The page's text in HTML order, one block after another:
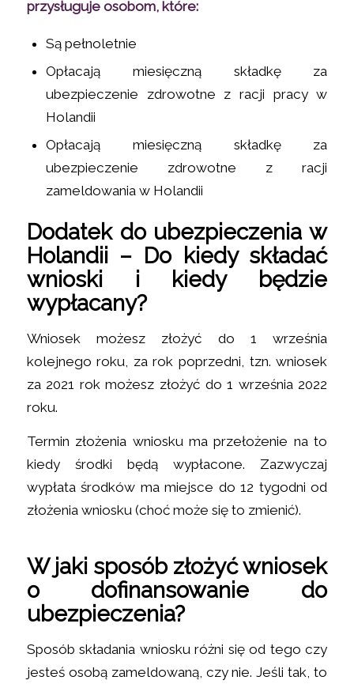
przysługuje osobom, które:
Są pełnoletnie
Opłacają miesięczną składkę za
ubezpieczenie zdrowotne z racji pracy w
Holandii
Opłacają miesięczną składkę za
ubezpieczenie zdrowotne z racji
zameldowania w Holandii
Dodatek do ubezpieczenia w
Holandii – Do kiedy składać
wnioski i kiedy będzie
wypłacany?
Wniosek możesz złożyć do 1 września
kolejnego roku, za rok poprzedni, tzn. wniosek
za 2021 rok możesz złożyć do 1 września 2022
roku.
Termin złożenia wniosku ma przełożenie na to
kiedy środki będą wypłacone. Zazwyczaj
wypłata środków ma miejsce do 12 tygodni od
złożenia wniosku (choć może się to zmienić).
W jaki sposób złożyć wniosek
o dofinansowanie do
ubezpieczenia?
Sposób składania wniosku różni się od tego czy
jesteś osobą zameldowaną, czy nie. Jeśli tak, to